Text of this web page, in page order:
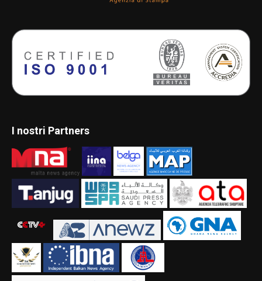
I nostri Partners